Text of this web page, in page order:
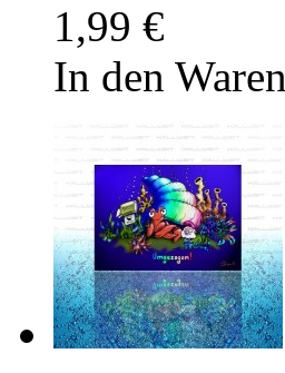
1,99 €
In den